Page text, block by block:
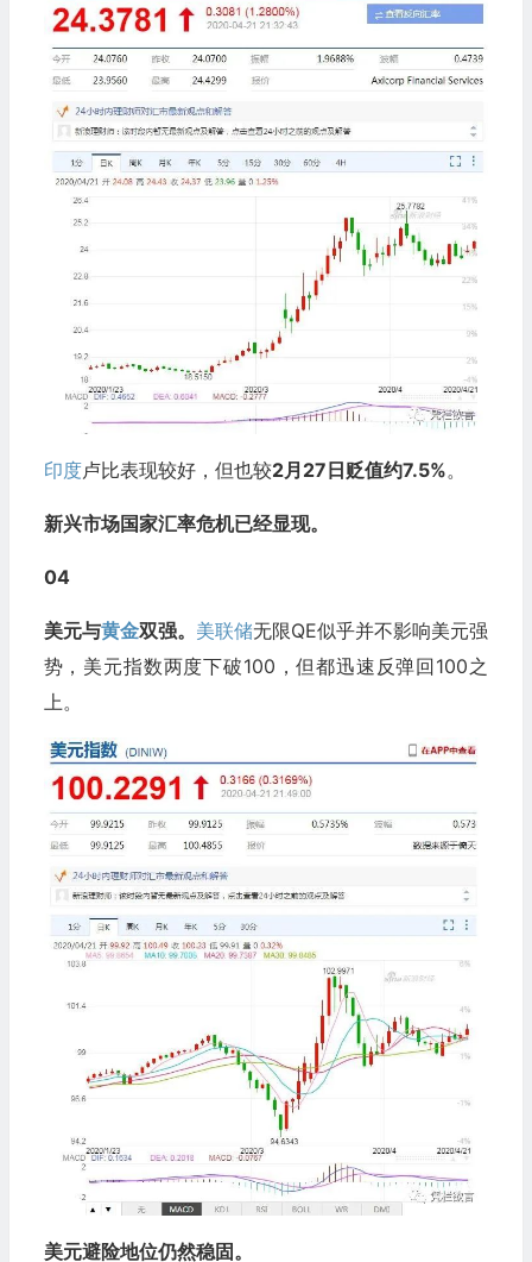
印度卢比表现较好，但也较2月27日贬值约7.5%。
新兴市场国家汇率危机已经显现。
04
美元与黄金双强。 美联储无限QE似乎并不影响美元强
势，美元指数两度下破100，但都迅速反弹回100之
上。
美元避险地位仍然稳固。